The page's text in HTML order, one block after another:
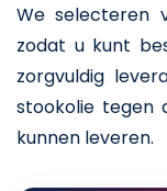
We selecteren
zodat u kunt
zorgvuldig
stookolie tegen
kunnen leveren.